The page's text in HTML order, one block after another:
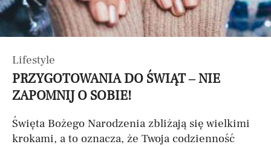
Lifestyle
PRZYGOTOWANIA DO ŚWIĄT – NIE
ZAPOMNIJ O SOBIE!
Święta Bożego Narodzenia zbliżają się wielkimi
krokami, a to oznacza, że Twoja codzienność